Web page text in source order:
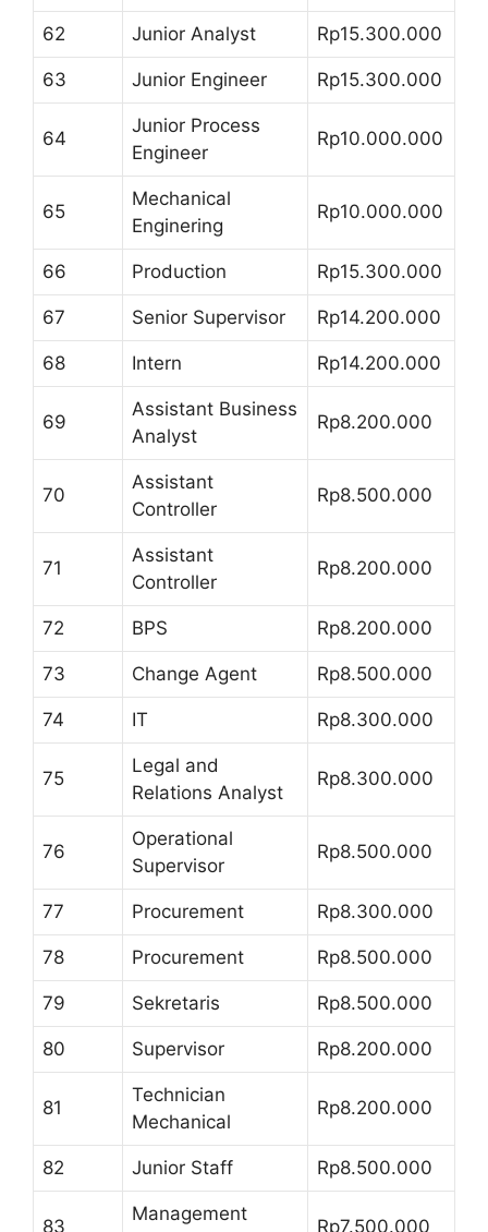
62 Junior Analyst Rp15.300.000
63 Junior Engineer Rp15.300.000
64
Junior Process
Engineer
Rp10.000.000
65
Mechanical
Enginering
Rp10.000.000
66 Production Rp15.300.000
67 Senior Supervisor Rp14.200.000
68 Intern Rp14.200.000
69
Assistant Business
Analyst
Rp8.200.000
70
Assistant
Controller
Rp8.500.000
71
Assistant
Controller
Rp8.200.000
72 BPS Rp8.200.000
73 Change Agent Rp8.500.000
74 IT Rp8.300.000
75
Legal and
Relations Analyst
Rp8.300.000
76
Operational
Supervisor
Rp8.500.000
77 Procurement Rp8.300.000
78 Procurement Rp8.500.000
79 Sekretaris Rp8.500.000
80 Supervisor Rp8.200.000
81
Technician
Mechanical
Rp8.200.000
82 Junior Staff Rp8.500.000
83
Management
Rp7.500.000